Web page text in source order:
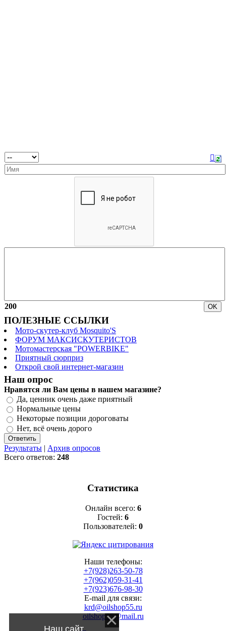
200
ПОЛЕЗНЫЕ ССЫЛКИ
Мото-скутер-клуб Mosquito'S
ФОРУМ МАКСИСКУТЕРИСТОВ
Мотомастерская "POWERBIKE"
Приятный сюрприз
Открой свой интернет-магазин
Наш опрос
Нравятся ли Вам цены в нашем магазине?
Да, ценник очень даже приятный
Нормальные цены
Некоторые позиции дороговаты
Нет, всё очень дорого
Результаты | Архив опросов
Всего ответов: 248
Статистика
Онлайн всего: 6
Гостей: 6
Пользователей: 0
Наши телефоны:
+7(928)263-50-78
+7(962)059-31-41
+7(923)676-98-30
E-mail для связи:
krd@oilshop55.ru
oilshop55@mail.ru
Наш сайт